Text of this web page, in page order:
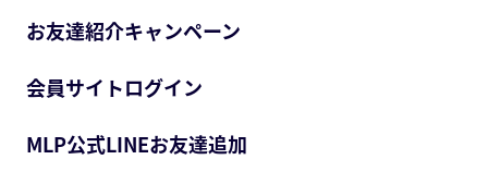
お友達紹介キャンペーン
会員サイトログイン
MLP公式LINEお友達追加